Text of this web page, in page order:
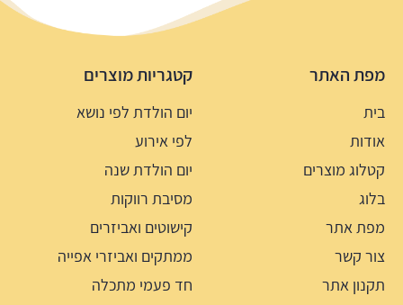
מפת האתר
בית
אודות
קטלוג מוצרים
בלוג
מפת אתר
צור קשר
תקנון אתר
קטגריות מוצרים
יום הולדת לפי נושא
לפי אירוע
יום הולדת שנה
מסיבת רווקות
קישוטים ואביזרים
ממתקים ואביזרי אפייה
חד פעמי מתכלה